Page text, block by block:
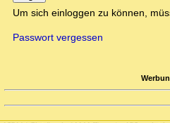
Um sich einloggen zu können,
Passwort vergessen